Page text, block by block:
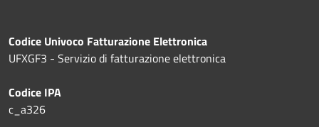
Codice Univoco Fatturazione Elettronica
UFXGF3 - Servizio di fatturazione elettronica
Codice IPA
c_a326